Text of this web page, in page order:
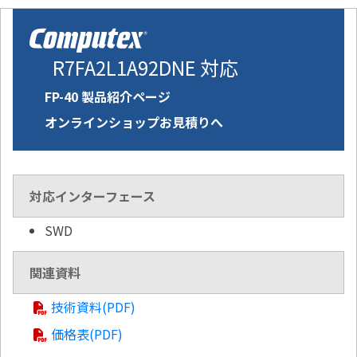
R7FA2L1A92DNE 対応
FP-40 製品紹介ページ
オンラインショップお見積りへ
対応インターフェース
SWD
関連資料
技術資料(PDF)
価格表(PDF)